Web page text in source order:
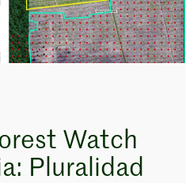
Watch
Pluralidad